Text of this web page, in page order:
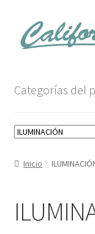
al
contenido
Carrito
Mi cuenta
Categorías del
Inicio